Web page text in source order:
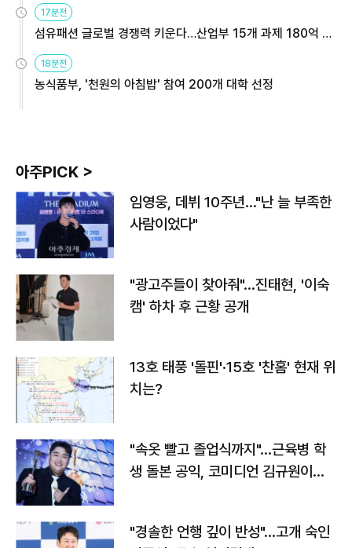
17분전
섬유패션 글로벌 경쟁력 키운다…산업부 15개 과제 180억 지
원
18분전
농식품부, '천원의 아침밥' 참여 200개 대학 선정
아주PICK >
임영웅, 데뷔 10주년…"난 늘 부족한
사람이었다"
"광고주들이 찾아줘"…진태현, '이숙
캠' 하차 후 근황 공개
13호 태풍 '돌핀'·15호 '찬홈' 현재 위
치는?
"속옷 빨고 졸업식까지"…근육병 학
생 돌본 공익, 코미디언 김규원이었
"경솔한 언행 깊이 반성"…고개 숙인